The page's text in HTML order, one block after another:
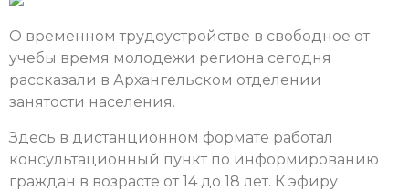
О временном трудоустройстве в свободное от
учебы время молодежи региона сегодня
рассказали в Архангельском отделении
занятости населения.
Здесь в дистанционном формате работал
консультационный пункт по информированию
граждан в возрасте от 14 до 18 лет. К эфиру